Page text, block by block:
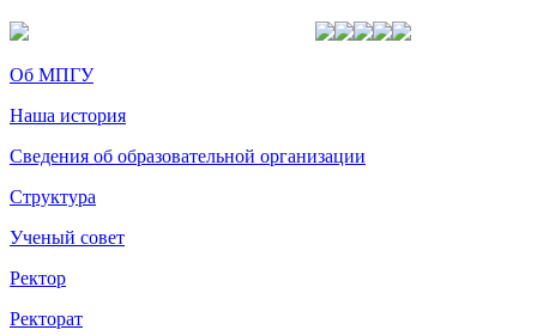
Об МПГУ
Наша история
Сведения об образовательной организации
Структура
Ученый совет
Ректор
Ректорат